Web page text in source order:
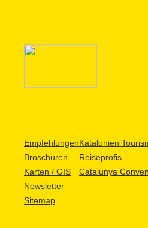
Empfehlungen
Broschüren
Karten / GIS
Newsletter
Sitemap
Katalonien
Reiseprofis
Catalunya